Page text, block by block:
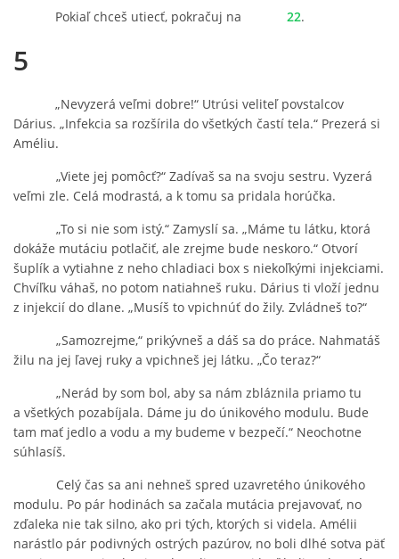
Pokiaľ chceš utiecť, pokračuj na
22.
5
„Nevyzerá veľmi dobre!“ Utrúsi veliteľ povstalcov
Dárius. „Infekcia sa rozšírila do všetkých častí tela.“ Prezerá si
Améliu.
„Viete jej pomôcť?“ Zadívaš sa na svoju sestru. Vyzerá
veľmi zle. Celá modrastá, a k tomu sa pridala horúčka.
„To si nie som istý.“ Zamyslí sa. „Máme tu látku, ktorá
dokáže mutáciu potlačiť, ale zrejme bude neskoro.“ Otvorí
šuplík a vytiahne z neho chladiaci box s niekoľkými injekciami.
Chvíľku váhaš, no potom natiahneš ruku. Dárius ti vloží jednu
z injekcií do dlane. „Musíš to vpichnúť do žily. Zvládneš to?“
„Samozrejme,“ prikývneš a dáš sa do práce. Nahmatáš
žilu na jej ľavej ruky a vpichneš jej látku. „Čo teraz?“
„Nerád by som bol, aby sa nám zbláznila priamo tu
a všetkých pozabíjala. Dáme ju do únikového modulu. Bude
tam mať jedlo a vodu a my budeme v bezpečí.“ Neochotne
súhlasíš.
Celý čas sa ani nehneš spred uzavretého únikového
modulu. Po pár hodinách sa začala mutácia prejavovať, no
zďaleka nie tak silno, ako pri tých, ktorých si videla. Amélii
narástlo pár podivných ostrých pazúrov, no boli dlhé sotva päť